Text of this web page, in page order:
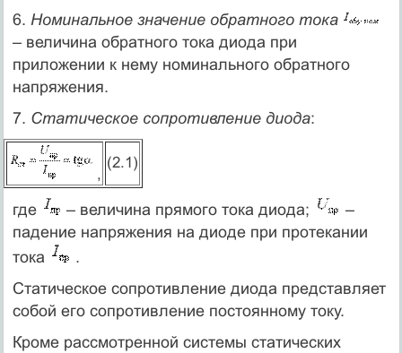
6. Номинальное значение обратного тока
– величина обратного тока диода при
приложении к нему номинального обратного
напряжения.
7. Статическое сопротивление диода:
,
(2.1)
где – величина прямого тока диода;
–
падение напряжения на диоде при протекании
тока
.
Статическое сопротивление диода представляет
собой его сопротивление постоянному току.
Кроме рассмотренной системы статических